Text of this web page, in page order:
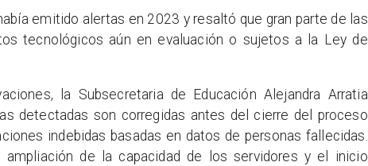
emitido alertas en 2023 y resaltó que gran parte de las
tecnológicos aún en evaluación o sujetos a la Ley de
la Subsecretaria de Educación Alejandra Arratia
detectadas son corregidas antes del cierre del proceso
indebidas basadas en datos de personas fallecidas.
de la capacidad de los servidores y el inicio